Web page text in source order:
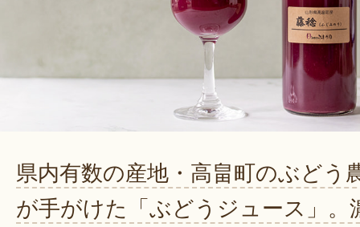
県内有数の産地・高畠町のぶどう
が手がけた「ぶどうジュース」。